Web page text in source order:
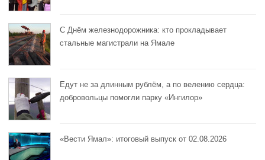
С Днём железнодорожника: кто прокладывает
стальные магистрали на Ямале
Едут не за длинным рублём, а по велению сердца:
добровольцы помогли парку «Ингилор»
«Вести Ямал»: итоговый выпуск от 02.08.2026